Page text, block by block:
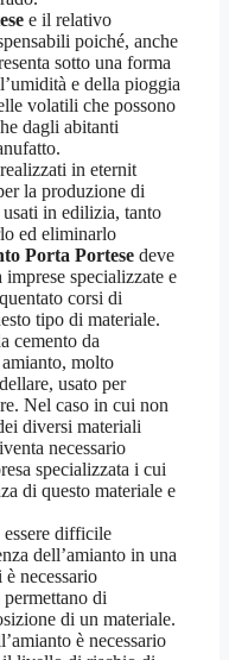
e il relativo
poiché, anche
sotto una forma
e della pioggia
volatili che possono
dagli abitanti
in eternit
la produzione di
in edilizia, tanto
ed eliminarlo
Porta Portese deve
imprese specializzate e
corsi di
tipo di materiale.
cemento da
molto
usato per
Nel caso in cui non
diversi materiali
necessario
specializzata i cui
di questo materiale e
essere difficile
dell’amianto in una
necessario
di
di un materiale.
è necessario